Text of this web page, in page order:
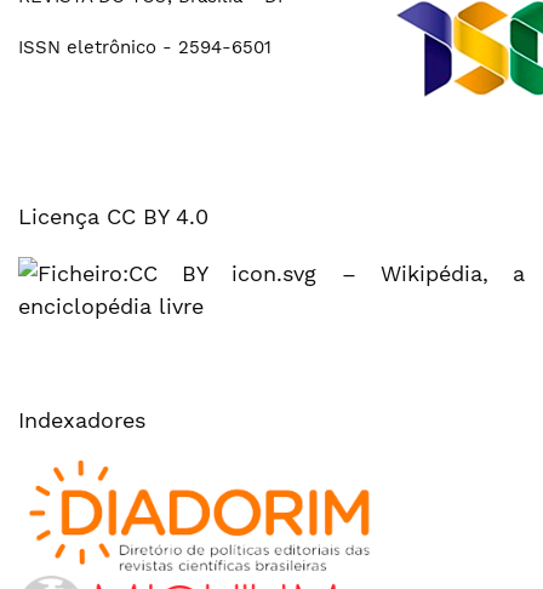
ISSN eletrônico - 2594-6501
Licença CC BY 4.0
Indexadores